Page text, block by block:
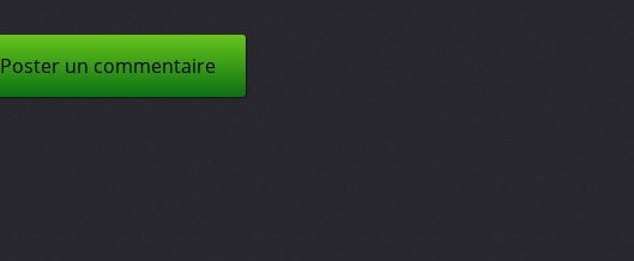
Poster un commentaire